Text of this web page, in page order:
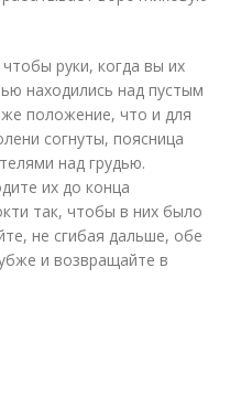
руки, когда вы их
находились над пустым
положение, что и для
согнуты, поясница
над грудью.
их до конца
так, чтобы в них было
не сгибая дальше, обе
и возвращайте в